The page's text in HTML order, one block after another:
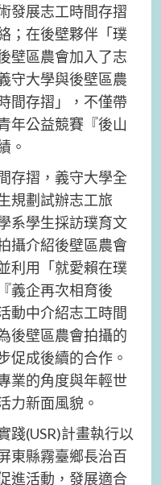
發展志工時間存摺
；在後壁夥伴「璞
壁區農會加入了志
守大學與後壁區農
間存摺」，不僅帶
年公益競賽『後山
。
存摺，義守大學全
規劃試辦志工旅
系學生採訪璞育文
攝介紹後壁區農會
利用「就愛賴在璞
義企再次相育後
動中介紹志工時間
後壁區農會拍攝的
促成後續的合作。
業的角度與年輕世
力新面風貌。
(USR)計畫執行以
東縣霧臺鄉長治百
進活動，發展適合